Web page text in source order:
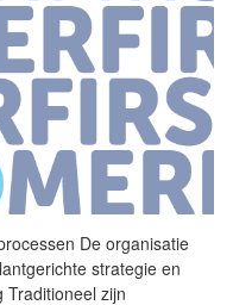
De organisatie
strategie en
Traditioneel zijn